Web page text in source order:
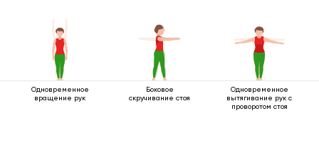
Одновременное
вращение рук
Боковое
скручивание стоя
Одновременное
вытягивание рук с
проворотом стоя